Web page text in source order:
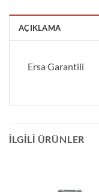
AÇIKLAMA
Ersa Garantili
İLGILI ÜRÜNLER